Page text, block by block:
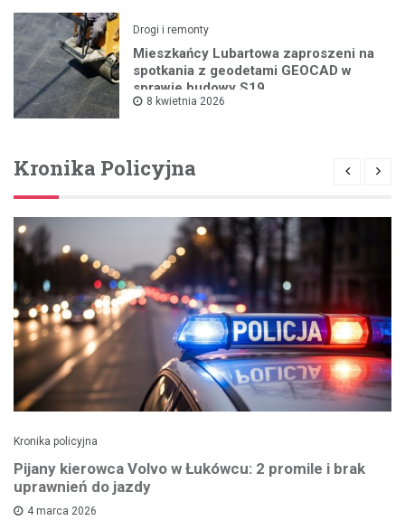
Drogi i remonty
Mieszkańcy Lubartowa zaproszeni na
spotkania z geodetami GEOCAD w
sprawie budowy S19
8 kwietnia 2026
Kronika Policyjna
Kronika policyjna
Pijany kierowca Volvo w Łukówcu: 2 promile i brak
uprawnień do jazdy
4 marca 2026